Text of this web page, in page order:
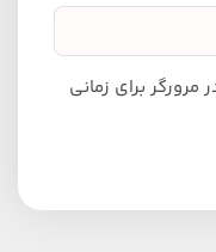
مرورگر برای زمانی